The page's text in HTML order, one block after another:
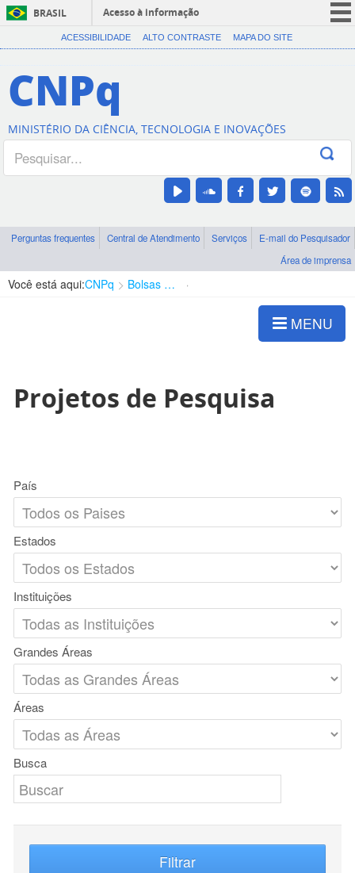
BRASIL
Acesso à informação
CORONAVÍRUS (COVID-19)
Canais
ACESSIBILIDADE ALTO CONTRASTE MAPA DO SITE
CNPq
MINISTÉRIO DA CIÊNCIA, TECNOLOGIA E INOVAÇÕES
Perguntas frequentes Central de Atendimento Serviços
E-mail do Pesquisador
Área de imprensa
Você está aqui:CNPq Bolsas e Auxílios Vigentes
MENU
Projetos de Pesquisa
País
Estados
Instituições
Grandes Áreas
Áreas
Busca
Filtrar